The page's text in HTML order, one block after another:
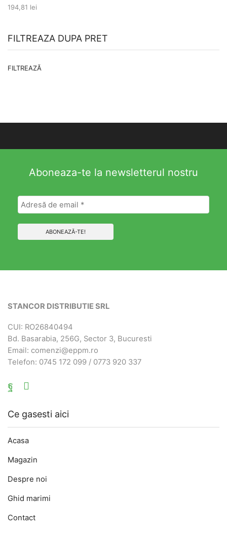
194,81 lei
FILTREAZA DUPA PRET
FILTREAZĂ
Aboneaza-te la newsletterul nostru
STANCOR DISTRIBUTIE SRL
CUI: RO26840494
Bd. Basarabia, 256G, Sector 3, Bucuresti
Email: comenzi@eppm.ro
Telefon: 0745 172 099 / 0773 920 337
Facebook
Ce gasesti aici
Acasa
Magazin
Despre noi
Ghid marimi
Contact